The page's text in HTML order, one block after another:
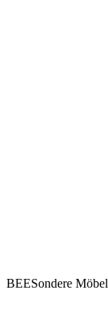
BEESondere Möbel